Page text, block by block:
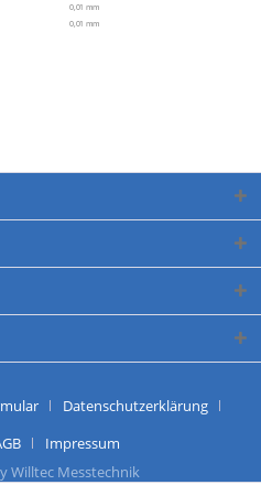
0,01 mm
0,01 mm
Datenschutzerklärung
Impressum
Willtec Messtechnik